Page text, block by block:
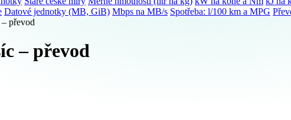
Datové jednotky (MB, GiB) Mbps na MB/s Spotřeba: l/100 km a MPG
převod
– převod